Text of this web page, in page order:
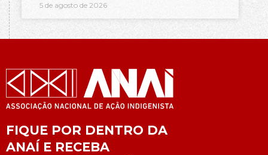
5 de agosto de 2026
FIQUE POR DENTRO DA
ANAÍ E RECEBA